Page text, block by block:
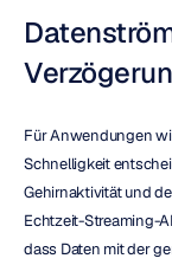
Für Anwendungen
Schnelligkeit
Gehirnaktivität und
Echtzeit-Streaming-
dass Daten mit der